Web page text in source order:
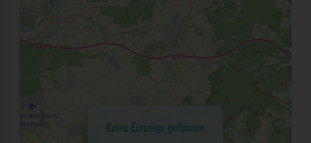
Keine Einträge gefunden